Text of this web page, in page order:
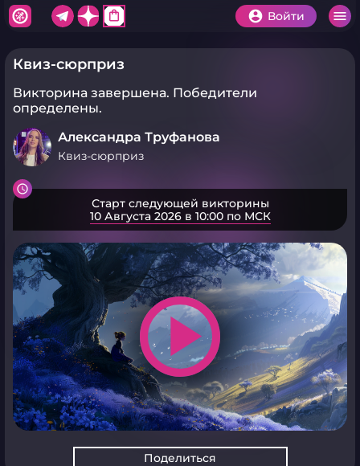
shopping_bag Войти
Квиз-сюрприз
Викторина завершена. Победители
определены.
Александра Труфанова
Квиз-сюрприз
Старт следующей викторины
10 Августа 2026 в 10:00 по МСК
play_arrow
Поделиться